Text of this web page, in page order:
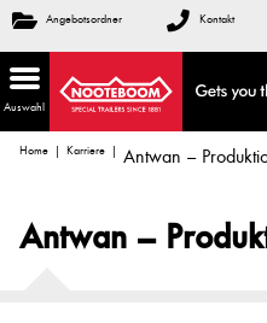
Angebotsordner Kontakt
Auswahl
Home Karriere Antwan –
Antwan –